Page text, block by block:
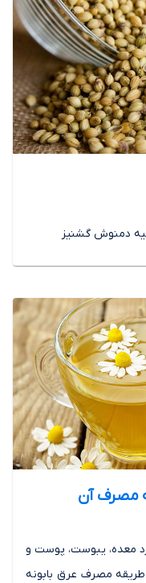
دمنوش گشنیز
معده، یبوست، پوست و
طریقه مصرف عرق بابونه